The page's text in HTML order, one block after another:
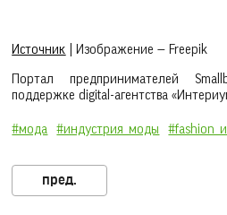
Источник | Изображение — Freepik
Портал предпринимателей
поддержке digital-агентства
#мода #индустрия_моды